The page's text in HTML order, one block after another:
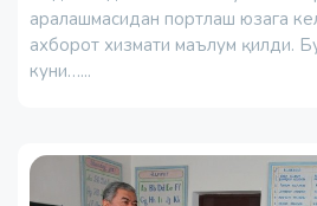
аралашмасидан портлаш юзага
ахборот хизмати маълум қилди.
куни…...